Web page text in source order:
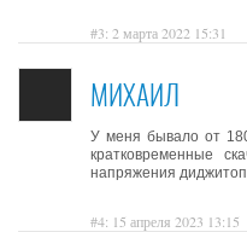
#3: 2 марта 2022 15:31
МИХАИЛ
У меня бывало от
кратковременные
напряжения
#4: 15 апреля 2023 13:15